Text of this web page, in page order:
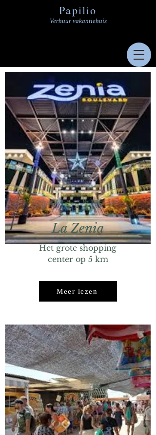
Papilio
Verhuur vakantiehuis
La Zenia
Het grote shopping
center op 5 km
Meer lezen